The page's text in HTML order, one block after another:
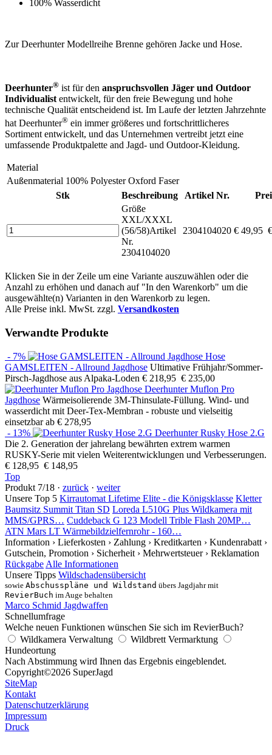
100% Wasserdicht
Zur Deerhunter Modellreihe Brenne gehören Jacke und Hose.
Deerhunter® ist für den anspruchsvollen Jäger und Outdoor
Individualist entwickelt, für den freie Bewegung und hohe
technische Qualität entscheidend ist. Im Laufe der letzten Jahrzehnte
hat Deerhunter® ein immer größeres und fortschrittlicheres
Sortiment entwickelt, und das Unternehmen vertreibt jetzt eine
umfassende Produktpalette and Jagd- und Outdoor-Kleidung.
Material
Außenmaterial 100% Polyester Oxford Faser
Stk
Beschreibung Artikel Nr.
Größe
XXL/XXXL
(56/58)Artikel
Nr.
2304104020
2304104020 € 49,95
Klicken Sie in der Zeile um eine Variante auszuwählen oder die
Anzahl zu erhöhen und danach auf "In den Warenkorb" um die
ausgewählte(n) Varianten in den Warenkorb zu legen.
Alle Preise inkl. MwSt. zzgl. Versandkosten
Verwandte Produkte
- 7%
Hose
GAMSLEITEN - Allround Jagdhose Ultimative Frühjahr/Sommer-
Pirsch-Jagdhose aus Alpaka-Loden € 218,95 € 235,00
Deerhunter Muflon Pro
Jagdhose Wärmeisolierende 3M-Thinsulate-Füllung. Wind- und
wasserdicht mit Deer-Tex-Membran - robuste und vielseitig
einsetzbar ab € 278,95
- 13%
Deerhunter Rusky Hose 2.G
Die 2. Generation der jahrelang bewährten extrem warmen
RUSKY-Serie mit vielen Weiterentwicklungen und Verbesserungen.
€ 128,95 € 148,95
Top
Produkt 7/18 · zurück · weiter
Unsere Top 5 Kirrautomat Lifetime Elite - die Königsklasse Kletter
Baumsitz Summit Titan SD Loreda L510G Plus Wildkamera mit
MMS/GPRS… Cuddeback G 123 Modell Trible Flash 20MP…
ATN Mars LT Wärmebildzielfernrohr - 160…
Information › Lieferkosten › Zahlung › Kreditkarten › Kundenrabatt ›
Gutschein, Promotion › Sicherheit › Mehrwertsteuer › Reklamation
Rückgabe Alle Informationen
Unsere Tipps Wildschadensübersicht
sowie Abschusspläne und Wildstand übers Jagdjahr mit
RevierBuch im Auge behalten
Marco Schmid Jagdwaffen
Schnellumfrage
Welche neuen Funktionen wünschen Sie sich im RevierBuch?
Wildkamera Verwaltung
Wildbrett Vermarktung
Hundeortung
Nach Abstimmung wird Ihnen das Ergebnis eingeblendet.
Copyright©2026 SuperJagd
SiteMap
Kontakt
Datenschutzerklärung
Impressum
Druck